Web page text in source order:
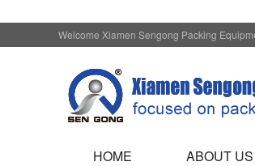
Welcome Xiamen Sengong Packing
HOME ABOUT US